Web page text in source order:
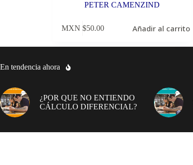
PETER CAMENZIND
MXN $50.00 Añadir al carrito
En tendencia ahora
¿POR QUE NO ENTIENDO
CÁLCULO DIFERENCIAL?